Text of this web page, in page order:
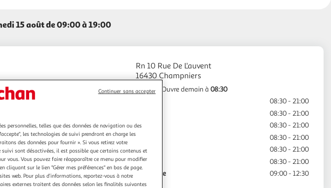
15 août de 09:00 à 19:00
Rn 10 Rue De L'auvent
Fermé Ouvre demain à 08:30
08:30 - 21:00
08:30 - 21:00
Mercredi
08:30 - 21:00
08:30 - 21:00
Vendredi
08:30 - 21:00
Samedi
08:30 - 21:00
Dimanche
09:00 - 12:30
personnelles, telles que des données de navigation ou des
les technologies de suivi prendront en charge les
des données pour fournir ». Si vous retirez votre
sont désactivées, il est possible que certains contenus et
vous. Vous pouvez faire réapparaître ce menu pour modifier
sur le lien "Gérer mes préférences" en bas de page.
web. Pour plus d’informations, reportez-vous à notre
externes traitent des données selon les finalités suivantes
Continuer sans accepter